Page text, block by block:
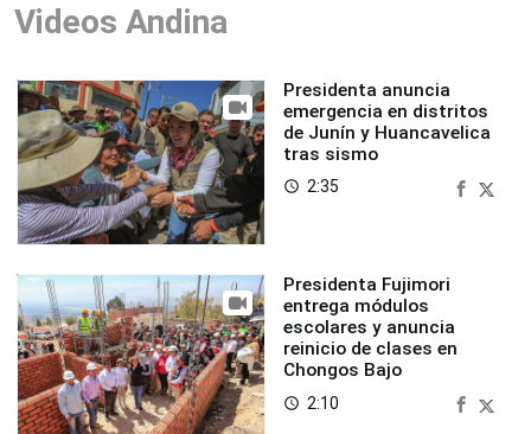
Videos Andina
Presidenta anuncia
emergencia en distritos
de Junín y Huancavelica
tras sismo
access_time 2:35
Presidenta Fujimori
entrega módulos
escolares y anuncia
reinicio de clases en
Chongos Bajo
access_time 2:10